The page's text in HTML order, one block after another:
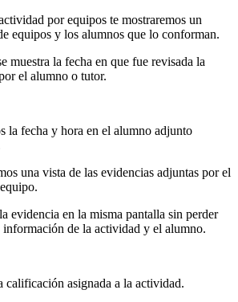
por equipos te mostraremos un
equipos y los alumnos que lo conforman.
muestra la fecha en que fue revisada la
el alumno o tutor.
la fecha y hora en el alumno adjunto
una vista de las evidencias adjuntas por el
evidencia en la misma pantalla sin perder
información de la actividad y el alumno.
calificación asignada a la actividad.